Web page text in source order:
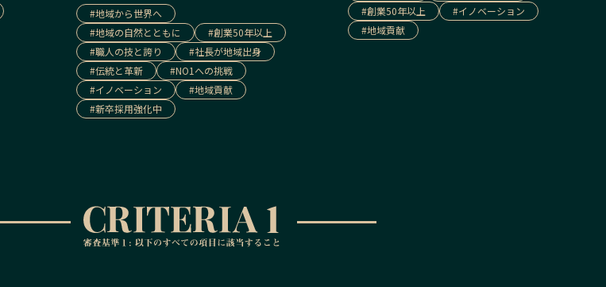
#地域から世界へ
#地域の自然とともに #創業50年以上
#職人の技と誇り #社長が地域出身
#伝統と革新 #NO1への挑戦
#イノベーション #地域貢献
#新卒採用強化中
#創業50年以上 #イノベーション
#地域貢献